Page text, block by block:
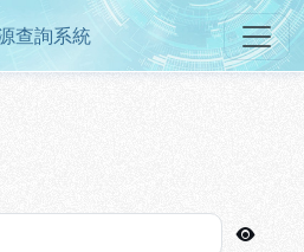
書資訊處電子資
查詢系統